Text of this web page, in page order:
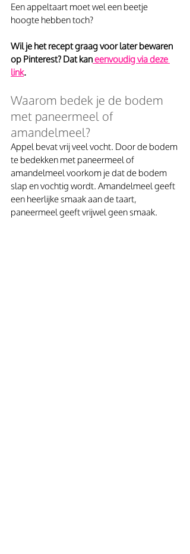
Een appeltaart moet wel een beetje
hoogte hebben toch?
Wil je het recept graag voor later bewaren
op Pinterest? Dat kan eenvoudig via deze
link.
Waarom bedek je de bodem
met paneermeel of
amandelmeel?
Appel bevat vrij veel vocht. Door de bodem
te bedekken met paneermeel of
amandelmeel voorkom je dat de bodem
slap en vochtig wordt. Amandelmeel geeft
een heerlijke smaak aan de taart,
paneermeel geeft vrijwel geen smaak.